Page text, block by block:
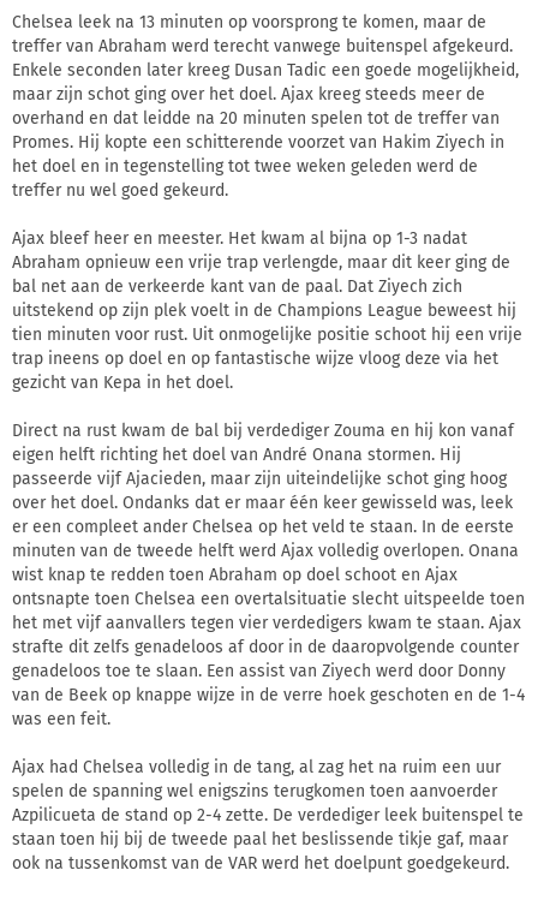
Chelsea leek na 13 minuten op voorsprong te komen, maar de
treffer van Abraham werd terecht vanwege buitenspel afgekeurd.
Enkele seconden later kreeg Dusan Tadic een goede mogelijkheid,
maar zijn schot ging over het doel. Ajax kreeg steeds meer de
overhand en dat leidde na 20 minuten spelen tot de treffer van
Promes. Hij kopte een schitterende voorzet van Hakim Ziyech in
het doel en in tegenstelling tot twee weken geleden werd de
treffer nu wel goed gekeurd.
Ajax bleef heer en meester. Het kwam al bijna op 1-3 nadat
Abraham opnieuw een vrije trap verlengde, maar dit keer ging de
bal net aan de verkeerde kant van de paal. Dat Ziyech zich
uitstekend op zijn plek voelt in de Champions League beweest hij
tien minuten voor rust. Uit onmogelijke positie schoot hij een vrije
trap ineens op doel en op fantastische wijze vloog deze via het
gezicht van Kepa in het doel.
Direct na rust kwam de bal bij verdediger Zouma en hij kon vanaf
eigen helft richting het doel van André Onana stormen. Hij
passeerde vijf Ajacieden, maar zijn uiteindelijke schot ging hoog
over het doel. Ondanks dat er maar één keer gewisseld was, leek
er een compleet ander Chelsea op het veld te staan. In de eerste
minuten van de tweede helft werd Ajax volledig overlopen. Onana
wist knap te redden toen Abraham op doel schoot en Ajax
ontsnapte toen Chelsea een overtalsituatie slecht uitspeelde toen
het met vijf aanvallers tegen vier verdedigers kwam te staan. Ajax
strafte dit zelfs genadeloos af door in de daaropvolgende counter
genadeloos toe te slaan. Een assist van Ziyech werd door Donny
van de Beek op knappe wijze in de verre hoek geschoten en de 1-4
was een feit.
Ajax had Chelsea volledig in de tang, al zag het na ruim een uur
spelen de spanning wel enigszins terugkomen toen aanvoerder
Azpilicueta de stand op 2-4 zette. De verdediger leek buitenspel te
staan toen hij bij de tweede paal het beslissende tikje gaf, maar
ook na tussenkomst van de VAR werd het doelpunt goedgekeurd.